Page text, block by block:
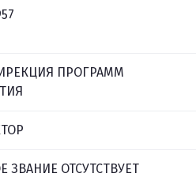
ПРОГРАММ
ЗВАНИЕ ОТСУТСТВУЕТ